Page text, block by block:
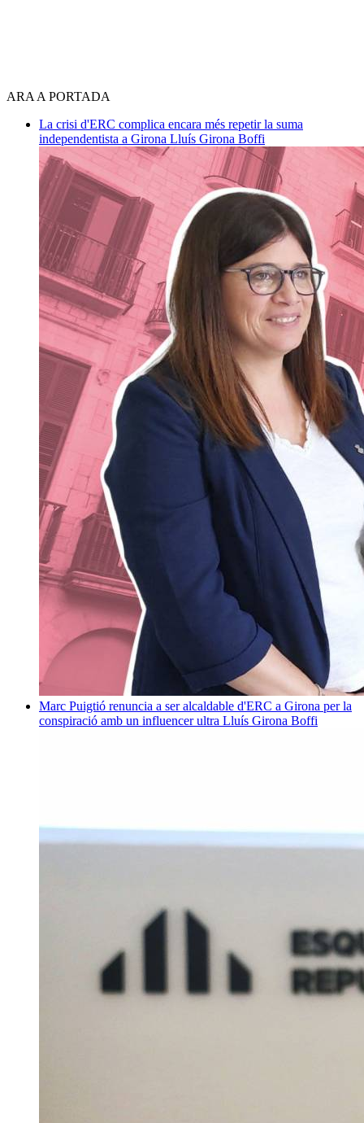
ARA A PORTADA
La crisi d'ERC complica encara més repetir la suma
independentista a Girona Lluís Girona Boffi
Marc Puigtió renuncia a ser alcaldable d'ERC a Girona per la
conspiració amb un influencer ultra Lluís Girona Boffi